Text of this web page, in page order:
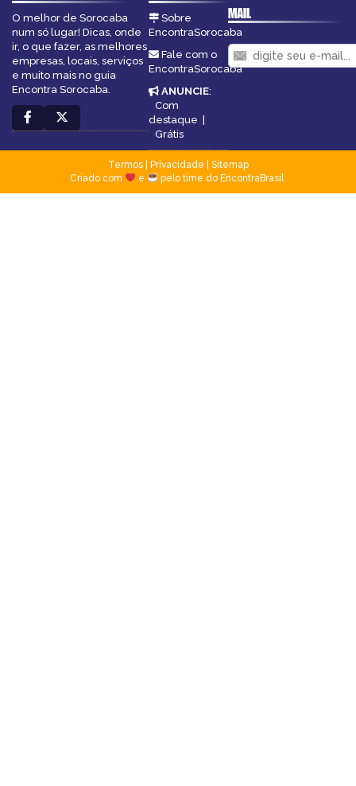
O melhor de Sorocaba
num só lugar! Dicas, onde
ir, o que fazer, as melhores
empresas, locais, serviços
e muito mais no guia
Encontra Sorocaba.
Sobre
EncontraSorocaba
Fale com o
EncontraSorocaba
ANUNCIE:
Com
destaque |
Grátis
MAIL
Termos| Privacidade
Sitemap
Criado com
e pelo time do EncontraBrasil